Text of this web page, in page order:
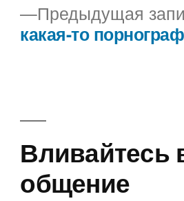
Предыдущая
какая-то
Вливайтесь
общение